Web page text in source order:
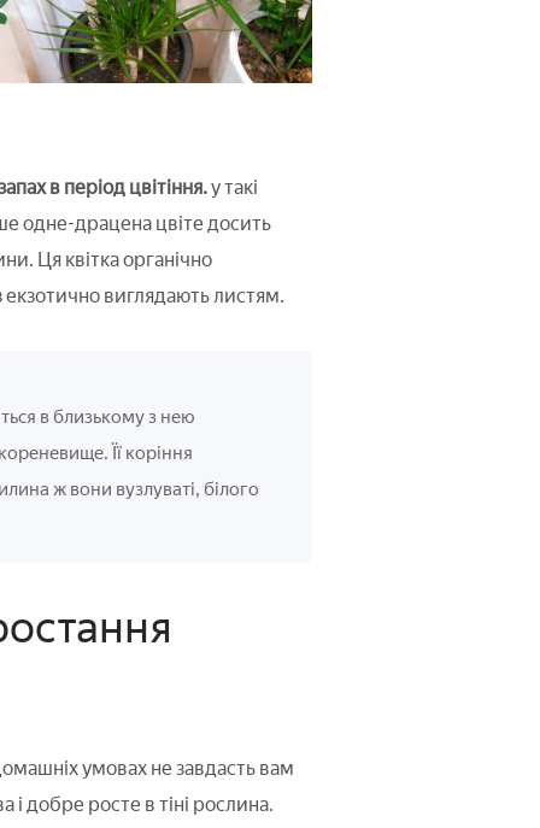
в період цвітіння.у такі
одне-драцена цвіте досить
Ця квітка органічно
виглядають листям.
в близькому з нею
Її коріння
ж вони вузлуваті, білого
умовах не завдасть вам
добре росте в тіні рослина.